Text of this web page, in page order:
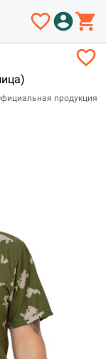
favorite_borderaccount_circleshopping_cart
favorite_border
продукция